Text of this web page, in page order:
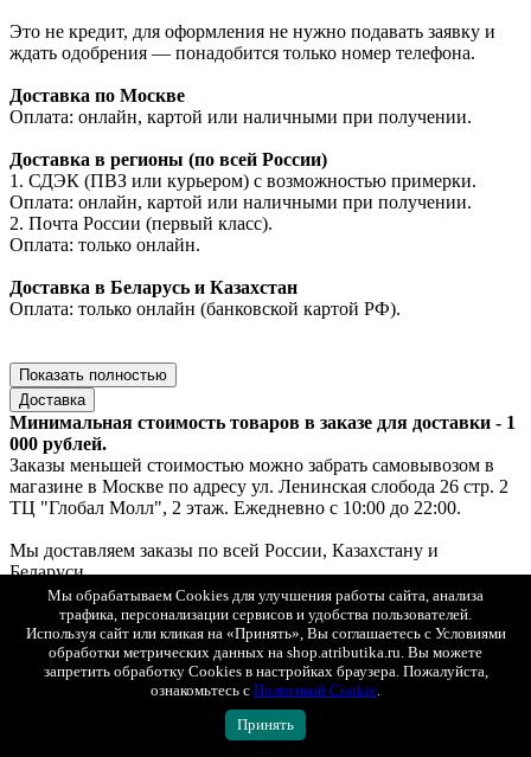
Это не кредит, для оформления не нужно подавать заявку и
ждать одобрения — понадобится только номер телефона.
Доставка по Москве
Оплата: онлайн, картой или наличными при получении.
Доставка в регионы (по всей России)
1. СДЭК (ПВЗ или курьером) с возможностью примерки.
Оплата: онлайн, картой или наличными при получении.
2. Почта России (первый класс).
Оплата: только онлайн.
Доставка в Беларусь и Казахстан
Оплата: только онлайн (банковской картой РФ).
Показать полностью
Доставка
Минимальная стоимость товаров в заказе для доставки - 1
000 рублей.
Заказы меньшей стоимостью можно забрать самовывозом в
магазине в Москве по адресу ул. Ленинская слобода 26 стр. 2
ТЦ "Глобал Молл", 2 этаж. Ежедневно с 10:00 до 22:00.
Мы доставляем заказы по всей России, Казахстану и
Беларуси.
При оплате на сайте действует скидка 50 % на доставку.
При заказе от 15 000 рублей доставка - бесплатно.
Доставка по Москве
1. Самовывоз — ул. Ленинская слобода, 26, стр. 2, ТЦ «Глобал
Молл», 2 этаж (ежедневно с 10:00 до 22:00).
Если товар есть в наличии — выдача за 30 минут, если под
заказ — до 2х рабочих дней.
Мы обрабатываем Cookies для улучшения работы сайта, анализа
трафика, персонализации сервисов и удобства пользователей.
Используя сайт или кликая на «Принять», Вы соглашаетесь с Условиями
обработки метрических данных на shop.atributika.ru. Вы можете
запретить обработку Cookies в настройках браузера. Пожалуйста,
ознакомьтесь с Политикой Cookie.
Принять